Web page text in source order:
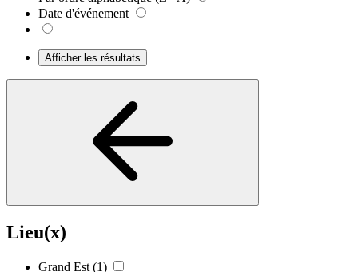
Date d'événement
Afficher les résultats
Lieu(x)
Grand Est (1)